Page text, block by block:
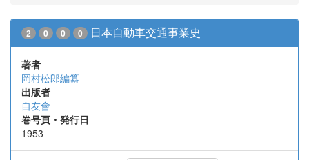
2 0 0 0 日本自動車交通事業史
著者
岡村松郎編纂
出版者
自友會
巻号頁・発行日
1953